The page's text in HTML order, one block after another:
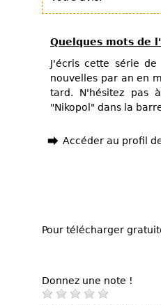
Quelques mots de
J'écris cette série
nouvelles par an en
tard. N'hésitez pas
"Nikopol" dans la
Accéder au profil
Pour télécharger
Donnez une note !